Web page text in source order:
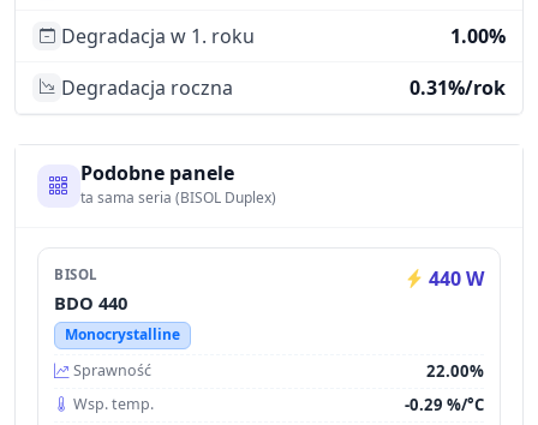
Degradacja w 1. roku
1.00%
Degradacja roczna
0.31%/rok
Podobne panele
ta sama seria (BISOL Duplex)
BISOL 440 W
BDO 440
Monocrystalline
Sprawność
22.00%
Wsp. temp. -0.29 %/°C